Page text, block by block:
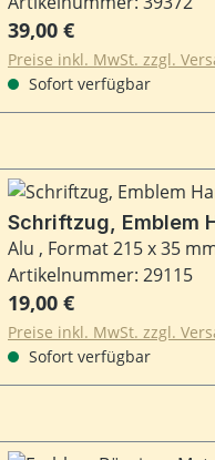
Regulärer Preis:
39,00 €
Preise inkl. MwSt. zzgl.
Sofort verfügbar
Alu , Format 215 x 35
Artikelnummer: 29115
Regulärer Preis:
19,00 €
Preise inkl. MwSt. zzgl.
Sofort verfügbar